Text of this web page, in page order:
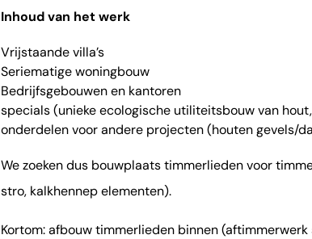
Inhoud van het werk
Vrijstaande villa’s
Seriematige woningbouw
Bedrijfsgebouwen en kantoren
specials (unieke ecologische utiliteitsbouw van
onderdelen voor andere projecten (houten gevels/
We zoeken dus bouwplaats timmerlieden voor
stro, kalkhennep elementen).
Kortom: afbouw timmerlieden binnen